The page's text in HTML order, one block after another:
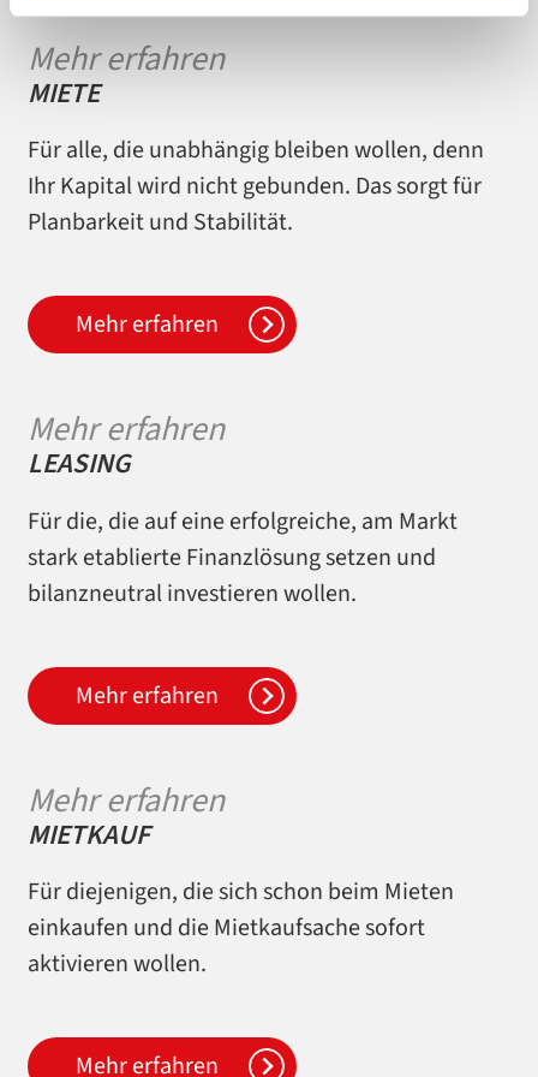
Mehr erfahren
MIETE
Für alle, die unabhängig bleiben wollen, denn
Ihr Kapital wird nicht gebunden. Das sorgt für
Planbarkeit und Stabilität.
Mehr erfahren
Mehr erfahren
LEASING
Für die, die auf eine erfolgreiche, am Markt
stark etablierte Finanzlösung setzen und
bilanzneutral investieren wollen.
Mehr erfahren
Mehr erfahren
MIETKAUF
Für diejenigen, die sich schon beim Mieten
einkaufen und die Mietkaufsache sofort
aktivieren wollen.
Mehr erfahren